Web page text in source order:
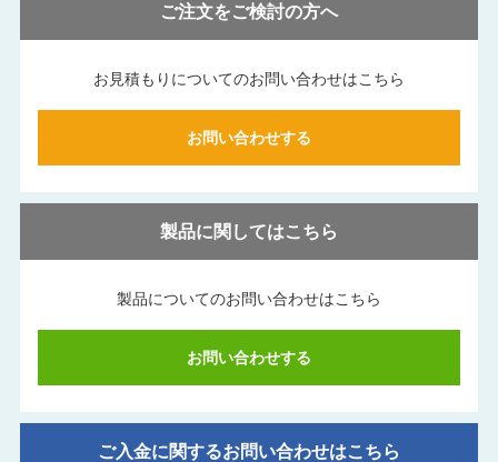
ご注文をご検討の方へ
お見積もりについてのお問い合わせはこちら
お問い合わせする
製品に関してはこちら
製品についてのお問い合わせはこちら
お問い合わせする
ご入金に関するお問い合わせはこちら